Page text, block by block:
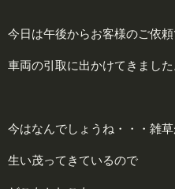
今日は午後からお客様のご依
車両の引取に出かけてきました
今はなんでしょうね・・・雑
生い茂ってきているので